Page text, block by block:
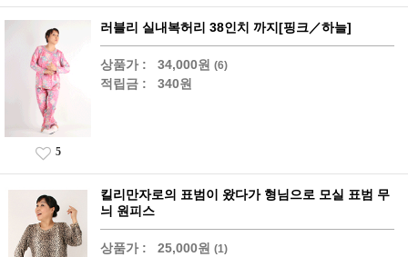
러블리 실내복허리 38인치 까지[핑크／하늘]
상품가 : 34,000원 (6)
적립금 : 340원
5
킬리만자로의 표범이 왔다가 형님으로 모실 표범 무
늬 원피스
상품가 : 25,000원 (1)